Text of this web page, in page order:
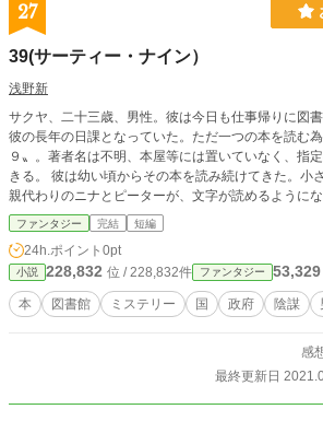
27
39(サーティー・ナイン）
浅野新
サクヤ、二十三歳、男性。彼は今日も仕事帰りに図
彼の長年の日課となっていた。ただ一つの本を読む
９〟。著者名は不明、本屋等には置いていなく、指
きる。 彼は幼い頃からその本を読み続けてきた。小
親代わりのニナとピーターが、文字が読めるように
の内容は何でもない、普通の家族の成長物語である
も終わりがない事と、三つの制約があるという事。
二つ、他人に自分が３９を読んでいる事やそれにつ
い事。三つ、３９についての疑問＿何故自分が読み
の一切の疑問を持ったりそれについて調べてはなら
らないと〝隠される〟のだと小さな頃からニナ達に
３９を読み続けるのか。何故彼だけ読み続ける事が
ファンタジー 完結 短編
24h.ポイント 0pt
小説 228,832 位 / 228,832件 ファンタジー 53,329
本 図書館 ミステリー 国 政府 陰謀
感
最終更新日